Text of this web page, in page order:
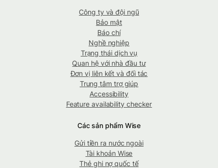
Công ty và đội ngũ
Bảo mật
Báo chí
Nghề nghiệp
Trạng thái dịch vụ
Quan hệ với nhà đầu tư
Đơn vị liên kết và đối tác
Trung tâm trợ giúp
Accessibility
Feature availability checker
Các sản phẩm Wise
Gửi tiền ra nước ngoài
Tài khoản Wise
Thẻ ghi nợ quốc tế